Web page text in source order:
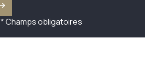
* Champs obligatoires